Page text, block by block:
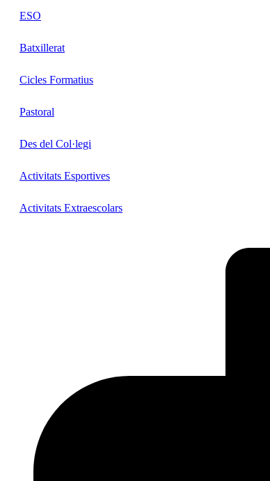
ESO
Batxillerat
Cicles Formatius
Pastoral
Des del Col·legi
Activitats Esportives
Activitats Extraescolars